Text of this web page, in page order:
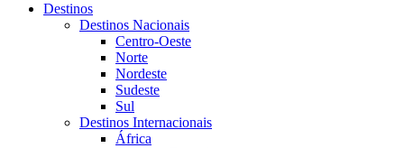
Destinos
Destinos Nacionais
Centro-Oeste
Norte
Nordeste
Sudeste
Sul
Destinos Internacionais
África